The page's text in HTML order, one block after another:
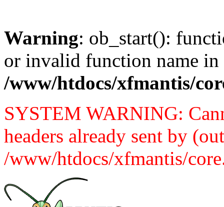
Warning: ob_start():
or invalid function name in
/www/htdocs/xfmantis/
SYSTEM WARNING:
headers already sent by
/www/htdocs/xfmantis/